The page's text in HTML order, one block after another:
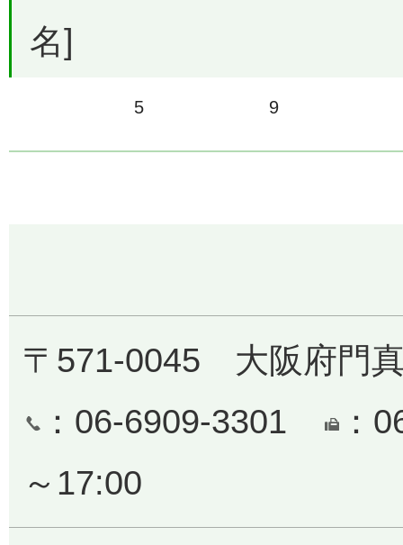
名]
5 9
〒571-0045 大阪府門
：06-6909-3301
：
～17:00